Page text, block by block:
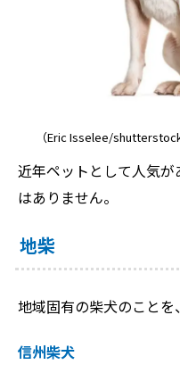
（Eric Isselee/shutterstock
近年ペットとして人気
はありません。
地柴
地域固有の柴犬のことを
信州柴犬